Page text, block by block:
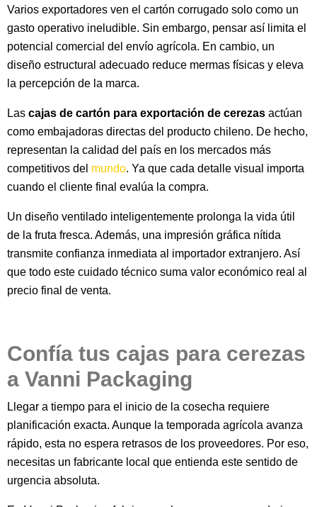
Varios exportadores ven el cartón corrugado solo como un
gasto operativo ineludible. Sin embargo, pensar así limita el
potencial comercial del envío agrícola. En cambio, un
diseño estructural adecuado reduce mermas físicas y eleva
la percepción de la marca.
Las cajas de cartón para exportación de cerezas actúan
como embajadoras directas del producto chileno. De hecho,
representan la calidad del país en los mercados más
competitivos del mundo. Ya que cada detalle visual importa
cuando el cliente final evalúa la compra.
Un diseño ventilado inteligentemente prolonga la vida útil
de la fruta fresca. Además, una impresión gráfica nítida
transmite confianza inmediata al importador extranjero. Así
que todo este cuidado técnico suma valor económico real al
precio final de venta.
Confía tus cajas para cerezas
a Vanni Packaging
Llegar a tiempo para el inicio de la cosecha requiere
planificación exacta. Aunque la temporada agrícola avanza
rápido, esta no espera retrasos de los proveedores. Por eso,
necesitas un fabricante local que entienda este sentido de
urgencia absoluta.